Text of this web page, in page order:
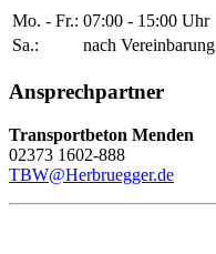
Mo. - Fr.: 07:00 - 15:00 Uhr
Sa.:
nach Vereinbarung
Ansprechpartner
Transportbeton Menden
02373 1602-888
TBW@Herbruegger.de